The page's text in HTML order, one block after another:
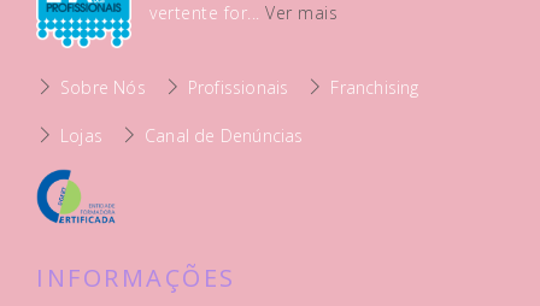
vertente for...Ver mais
Sobre Nós Profissionais Franchising
Lojas Canal de Denúncias
INFORMAÇÕES